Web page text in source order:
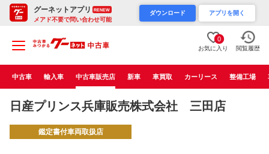
グーネットアプリ RENEW
メアド不要で問い合わせ可能
ダウンロード アプリを開く
0
お気に入り 閲覧履歴
中古車 輸入車 中古車販売店 新車 車買取 カーリース 整備工場
日産プリンス兵庫販売株式会社 三田店
鑑定書付車両取扱店